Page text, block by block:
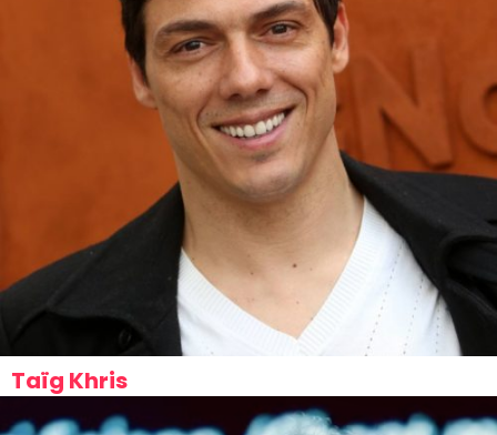
Taïg Khris